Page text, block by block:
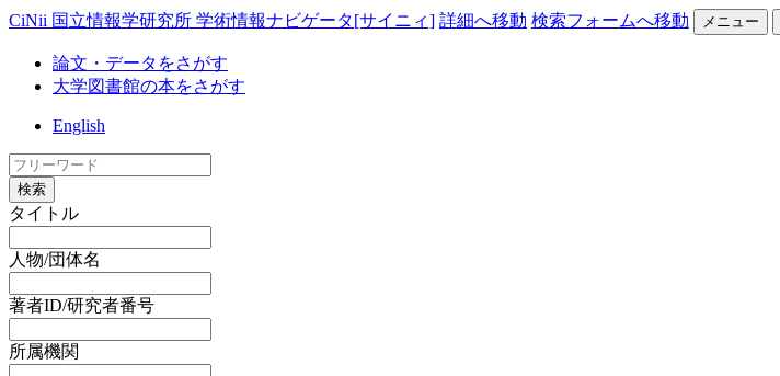
CiNii 国立情報学研究所 学術情報ナビゲータ[サイニィ] 詳細へ移動 検索フォームへ移動 メニュー
論文・データをさがす
大学図書館の本をさがす
English
検索
タイトル
人物/団体名
著者ID/研究者番号
所属機関